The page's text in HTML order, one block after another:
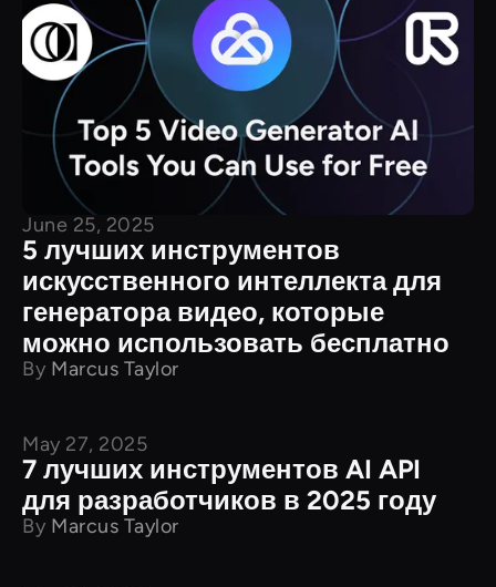
June 25, 2025
5 лучших инструментов
искусственного интеллекта для
генератора видео, которые
можно использовать бесплатно
By Marcus Taylor
API
May 27, 2025
7 лучших инструментов AI API
для разработчиков в 2025 году
By Marcus Taylor